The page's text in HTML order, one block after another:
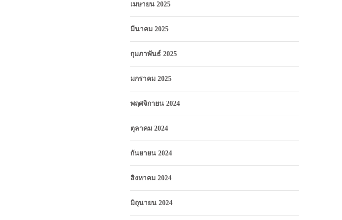
เมษายน 2025
มีนาคม 2025
กุมภาพันธ์ 2025
มกราคม 2025
พฤศจิกายน 2024
ตุลาคม 2024
กันยายน 2024
สิงหาคม 2024
มิถุนายน 2024